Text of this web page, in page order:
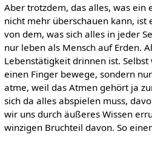
Aber trotzdem, das alles, was ein
nicht mehr überschauen kann, ist
von dem, was sich alles in jeder
nur leben als Mensch auf Erden.
Lebenstätigkeit drinnen ist.
einen Finger bewege, sondern
atme, weil das Atmen gehört ja
sich da alles abspielen muss,
wir uns durch äußeres Wissen
winzigen Bruchteil davon. So